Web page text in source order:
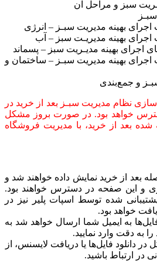
سبز و مراحل آن
اجرای بهینه مدیریت سبـز – انرژی
اجرای بهینه مدیریـت سبز – آب
اجرای بهینه مدیـریت سبز – پسماند
اجرای بهینه مدیریت سبـز – ساختمان و
و جمع‌بندی
سازی نظام مدیریت سبـز بعد از خرید در
خواهد بود. در صورت بروز مشکل
شده بعد از خرید، با مدیریت فروشگاه
بعد از خرید نمایش داده خواهند شد و
و این صفحه در دسترس خواهند بود.
شده توسط اسپات پلیر نیز در
خواهد بود.
به ایمیل شما ارسال خواهد شد به
به دقت وارد نمایید.
دانلود فایل‌ها یا دریافت لایسنس، از
در ارتباط باشید.